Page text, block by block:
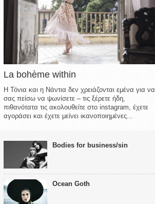
La bohème within
Η Τόνια και η Νάντια δεν χρειάζονται εμένα για να
σας πείσω να ψωνίσετε – τις ξέρετε ήδη,
πιθανότατα τις ακολουθείτε στο instagram, έχετε
αγοράσει και έχετε μείνει ικανοποιημένες...
Bodies for business/sin
Ocean Goth